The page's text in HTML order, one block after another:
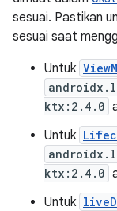
sesuai. Pastikan
sesuai saat
Untuk
ktx:2.4.0
Untuk
ktx:2.4.0
Untuk